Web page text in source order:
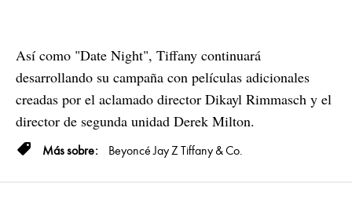
Así como "Date Night", Tiffany continuará
desarrollando su campaña con películas adicionales
creadas por el aclamado director Dikayl Rimmasch y el
director de segunda unidad Derek Milton.
Beyoncé Jay Z Tiffany & Co.